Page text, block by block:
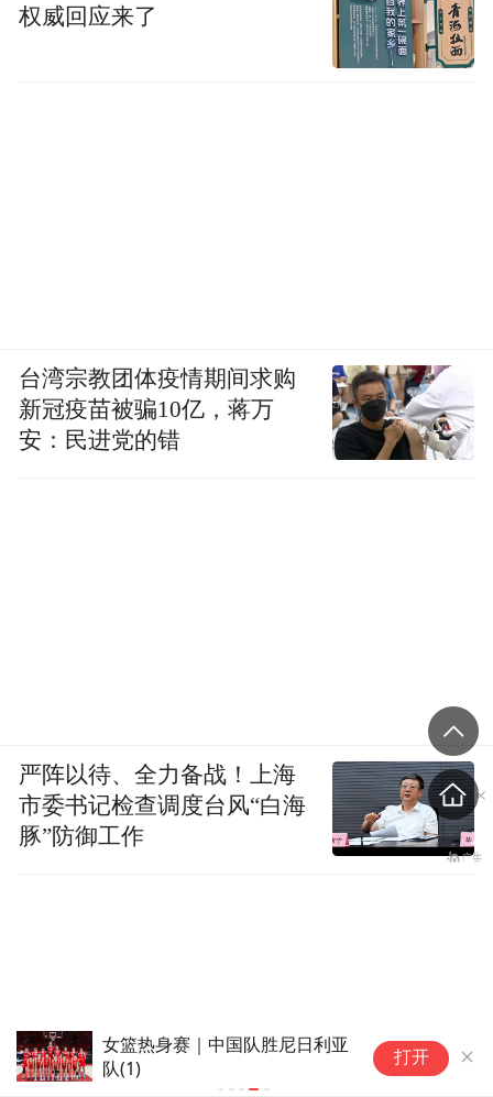
女篮热身赛｜中国队胜尼日利亚
队(1)
打开
权威回应来了
台湾宗教团体疫情期间求购
新冠疫苗被骗10亿，蒋万
安：民进党的错
严阵以待、全力备战！上海
市委书记检查调度台风“白海
豚”防御工作